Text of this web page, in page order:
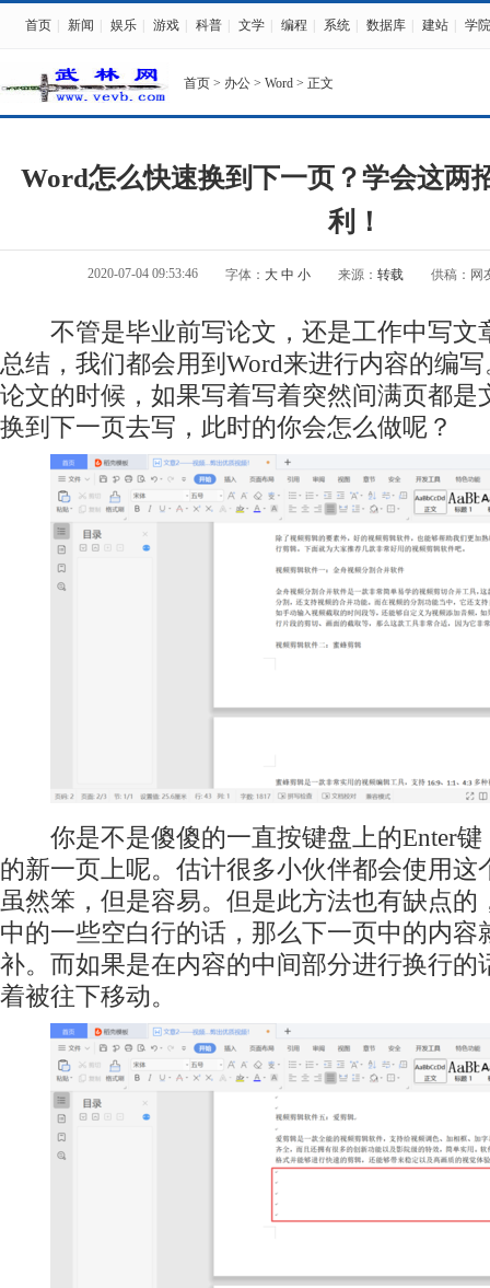
首页 新闻 娱乐 游戏 科普 文学 编程 系统 数据库 建站 学院
首页 > 办公 > Word > 正文
Word怎么快速换到下一页？学会这两
利！
2020-07-04 09:53:46 字体： 大 中 小 来源： 转载 供稿：网
不管是毕业前写论文，还是工作中写文
总结，我们都会用到Word来进行内容的编
论文的时候，如果写着写着突然间满页都是
换到下一页去写，此时的你会怎么做呢？
你是不是傻傻的一直按键盘上的Enter键
的新一页上呢。估计很多小伙伴都会使用这
虽然笨，但是容易。但是此方法也有缺点的
中的一些空白行的话，那么下一页中的内容
补。而如果是在内容的中间部分进行换行的
着被往下移动。